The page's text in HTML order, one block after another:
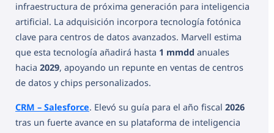
infraestructura de próxima generación para inteligencia
artificial. La adquisición incorpora tecnología fotónica
clave para centros de datos avanzados. Marvell estima
que esta tecnología añadirá hasta 1 mmdd anuales
hacia 2029, apoyando un repunte en ventas de centros
de datos y chips personalizados.
CRM – Salesforce. Elevó su guía para el año fiscal 2026
tras un fuerte avance en su plataforma de inteligencia